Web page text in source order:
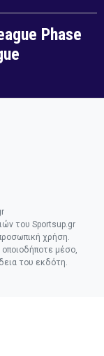
Phase
του Sportsup.gr
χρήση.
μέσο,
του εκδότη.